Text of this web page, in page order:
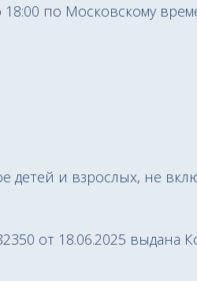
18:00 по Московскому
детей и взрослых, не
от 18.06.2025 выдана